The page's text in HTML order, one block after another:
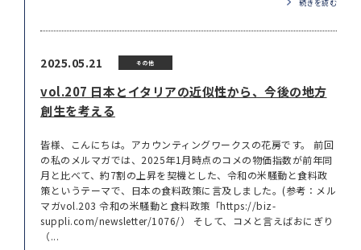
続きを読む
2025.05.21 その他
vol.207 日本とイタリアの近似性から、今後の地方
創生を考える
皆様、こんにちは。アカウンティングワークスの花房です。 前回
の私のメルマガでは、2025年1月時点のコメの物価指数が前年同
月と比べて、約7割の上昇を契機とした、令和の米騒動と食料政
策というテーマで、日本の食料政策に言及しました。(参考：メル
マガvol.203 令和の米騒動と食料政策「https://biz-
suppli.com/newsletter/1076/） そして、コメと言えばおにぎり
（...